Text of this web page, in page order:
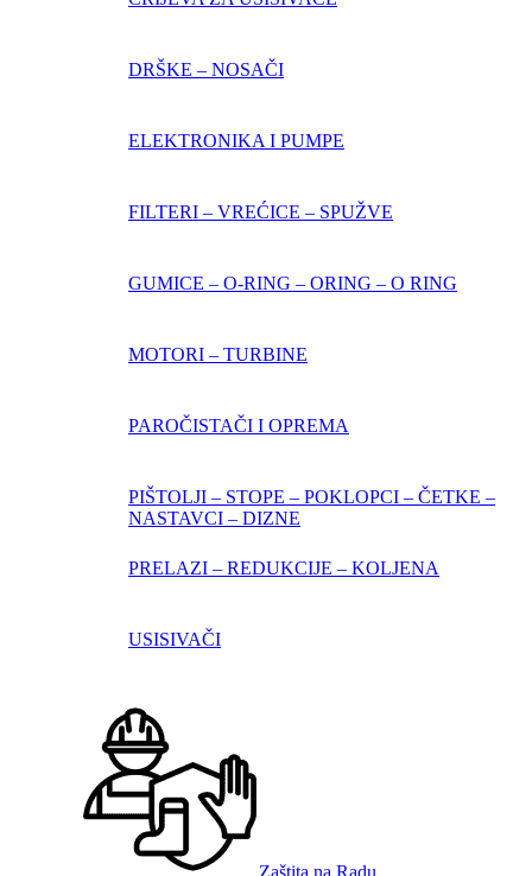
DRŠKE – NOSAČI
ELEKTRONIKA I PUMPE
FILTERI – VREĆICE – SPUŽVE
GUMICE – O-RING – ORING – O RING
MOTORI – TURBINE
PAROČISTAČI I OPREMA
PIŠTOLJI – STOPE – POKLOPCI – ČETKE –
NASTAVCI – DIZNE
PRELAZI – REDUKCIJE – KOLJENA
USISIVAČI
Zaštita na Radu